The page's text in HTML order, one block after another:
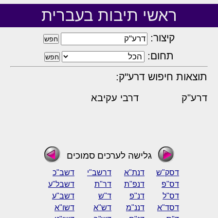
ראשי תיבות בעברית
קיצור:
תחום:
תוצאות חיפוש דרע"ק:
דרע"ק דרבי עקיבא
גלישה לערכים סמוכים
דסק"ש דנת"א דרשב"י
דשב"כ
דס"פ
דנפ"ת דר"ת
דשבל"ע
דס"ל
דנ"פ ד"ש
דשב"ע
דסד"א
דננ"מ דש"א
דשו"א